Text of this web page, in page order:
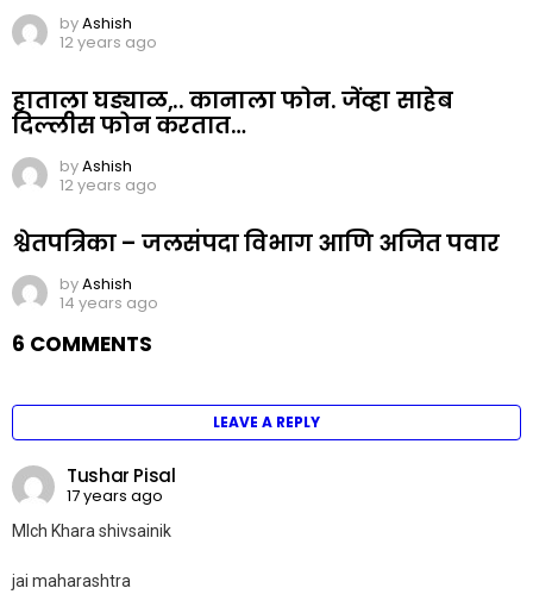
byAshish
12 years ago
हाताला घड्याळ,.. कानाला फोन. जेंव्हा साहेब
दिल्लीस फोन करतात…
byAshish
12 years ago
श्वेतपत्रिका – जलसंपदा विभाग आणि अजित पवार
byAshish
14 years ago
6 COMMENTS
LEAVE A REPLY
Tushar Pisal
17 years ago
MIch Khara shivsainik
jai maharashtra